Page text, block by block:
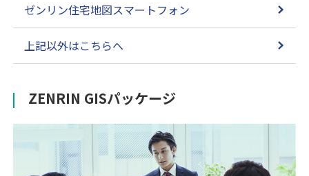
ゼンリン住宅地図スマートフォン
上記以外はこちらへ
ZENRIN GISパッケージ